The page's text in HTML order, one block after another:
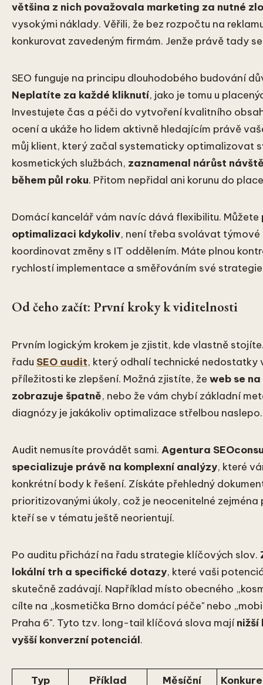
většina z nich považovala marketing za nutné zlo
vysokými náklady. Věřili, že bez rozpočtu na
konkurovat zavedeným firmám. Jenže právě tady
SEO funguje na principu dlouhodobého budování
Neplatíte za každé kliknutí, jako je tomu u
Investujete čas a péči do vytvoření kvalitního
ocení a ukáže ho lidem aktivně hledajícím právě
můj klient, který začal systematicky optimalizovat
kosmetických službách, zaznamenal nárůst
během půl roku. Přitom nepřidal ani korunu do
Domácí kancelář vám navíc dává flexibilitu. Můžete
optimalizaci kdykoliv, není třeba svolávat týmové
koordinovat změny s IT oddělením. Máte plnou
rychlostí implementace a směřováním své
Od čeho začít: První kroky k viditelnosti
Prvním logickým krokem je zjistit, kde vlastně
řadu SEO audit, který odhalí technické nedostatky
příležitosti ke zlepšení. Možná zjistíte, že web se
zobrazuje špatně, nebo že vám chybí základní
diagnózy je jakákoliv optimalizace střelbou naslepo.
Audit nemusíte provádět sami. Agentura
specializuje právě na komplexní analýzy, které
konkrétní body k řešení. Získáte přehledný
prioritizovanými úkoly, což je neocenitelné
kteří se v tématu ještě neorientují.
Po auditu přichází na řadu strategie klíčových slov.
lokální trh a specifické dotazy, které vaši
skutečně zadávají. Například místo obecného
cílte na „kosmetička Brno domácí péče" nebo
Praha 6". Tyto tzv. long-tail klíčová slova mají nižší
vyšší konverzní potenciál.
Typ
Příklad
Měsíční